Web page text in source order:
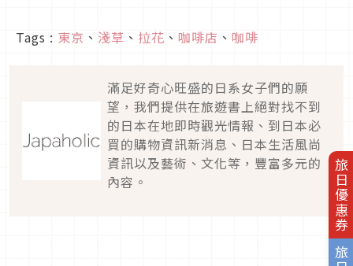
旅日優惠券
Tags : 東京 、 淺草 、 拉花 、 咖啡店 、 咖啡
滿足好奇心旺盛的日系女子們的願
望，我們提供在旅遊書上絕對找不到
的日本在地即時觀光情報、到日本必
買的購物資訊新消息、日本生活風尚
資訊以及藝術、文化等，豐富多元的
內容。